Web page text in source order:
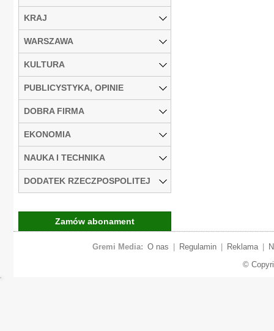
KRAJ
WARSZAWA
KULTURA
PUBLICYSTYKA, OPINIE
DOBRA FIRMA
EKONOMIA
NAUKA I TECHNIKA
DODATEK RZECZPOSPOLITEJ
Zamów abonament
Gremi Media: O nas Regulamin Reklama
©